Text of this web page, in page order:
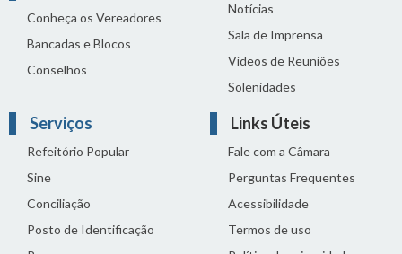
Conheça os Vereadores
Bancadas e Blocos
Conselhos
Notícias
Sala de Imprensa
Vídeos de Reuniões
Solenidades
Serviços
Refeitório Popular
Sine
Conciliação
Posto de Identificação
Links Úteis
Fale com a Câmara
Perguntas Frequentes
Acessibilidade
Termos de uso